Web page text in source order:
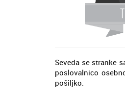
Seveda se stranke
poslovalnico
pošiljko.